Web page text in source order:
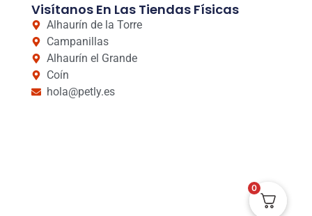
Visítanos En Las Tiendas Físicas
Alhaurín de la Torre
Campanillas
Alhaurín el Grande
Coín
hola@petly.es
0